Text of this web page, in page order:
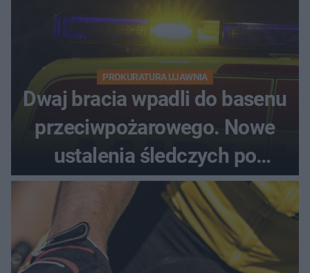
PROKURATURA UJAWNIA
Dwaj bracia wpadli do basenu
przeciwpożarowego. Nowe
ustalenia śledczych po
dramatycznej akcji